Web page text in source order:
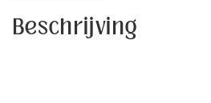
Beschrijving